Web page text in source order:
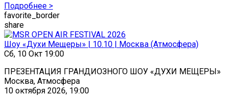
Подробнее >
favorite_border
share
Шоу «Духи Мещеры» | 10.10 | Москва (Атмосфера)
Сб, 10 Окт 19:00
ПРЕЗЕНТАЦИЯ ГРАНДИОЗНОГО ШОУ «ДУХИ МЕЩЕРЫ»
Москва, Атмосфера
10 октября 2026, 19:00